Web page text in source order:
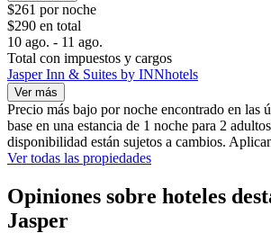
$261 por noche
$290 en total
10 ago. - 11 ago.
Total con impuestos y cargos
Jasper Inn & Suites by INNhotels
Ver más
Precio más bajo por noche encontrado en las
base en una estancia de 1 noche para 2
disponibilidad están sujetos a cambios.
Ver todas las propiedades
Opiniones sobre hoteles
Jasper